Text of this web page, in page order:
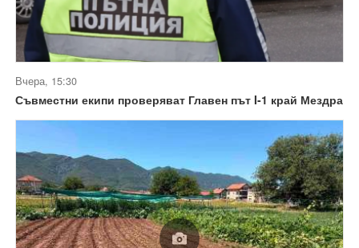
Вчера, 15:30
Съвместни екипи проверяват Главен път I-1 край Мездра